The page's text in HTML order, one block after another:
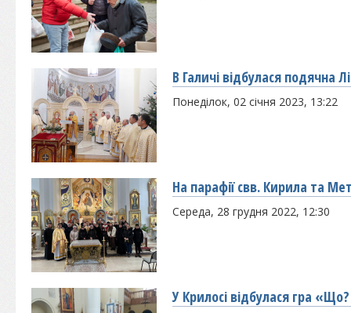
В Галичі відбулася подячна
Понеділок, 02 січня 2023, 13:22
На парафії свв. Кирила та
Середа, 28 грудня 2022, 12:30
У Крилосі відбулася гра